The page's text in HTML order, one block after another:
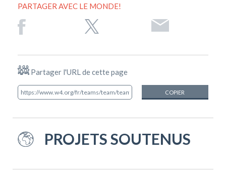
PARTAGER AVEC LE MONDE!
Partager l'URL de cette page
COPIER
PROJETS SOUTENUS